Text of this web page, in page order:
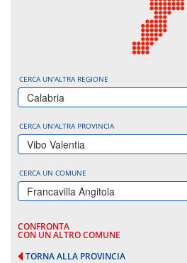
CERCA UN'ALTRA REGIONE
Calabria
CERCA UN'ALTRA PROVINCIA
Vibo Valentia
CERCA UN COMUNE
Francavilla Angitola
CONFRONTA
CON UN ALTRO COMUNE
TORNA ALLA PROVINCIA